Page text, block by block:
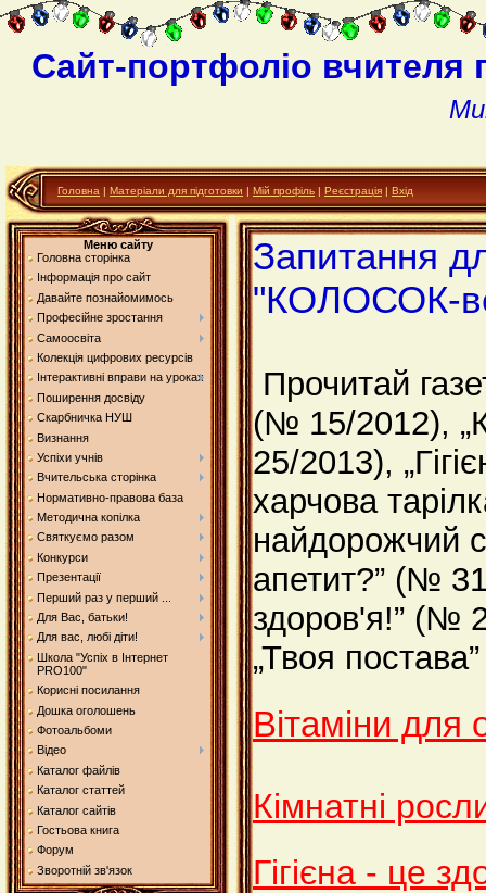
Сайт-портфоліо вчителя
Головна | Матеріали для підготовки | Мій профіль | Реєстрація | Вхід
Меню сайту
Головна сторінка
Інформація про сайт
Давайте познайомимось
Професійне зростання
Самоосвіта
Колекція цифрових ресурсів
Інтерактивні вправи на уроках
Поширення досвіду
Скарбничка НУШ
Визнання
Успіхи учнів
Вчительська сторінка
Нормативно-правова база
Методична копілка
Святкуємо разом
Конкурси
Презентації
Перший раз у перший ...
Для Вас, батьки!
Для вас, любі діти!
Школа "Успіх в Інтернет
PRO100"
Корисні посилання
Дошка оголошень
Фотоальбоми
Відео
Каталог файлів
Каталог статтей
Каталог сайтів
Гостьова книга
Форум
Зворотній зв'язок
Запитання
"КОЛОСОК-
Прочитай
(№ 15/2012),
25/2013),
харчова
найдорожчий
апетит?” (№
здоров'я!” (№
„Твоя
Вітаміни для
Кімнатні
Гігієна - це